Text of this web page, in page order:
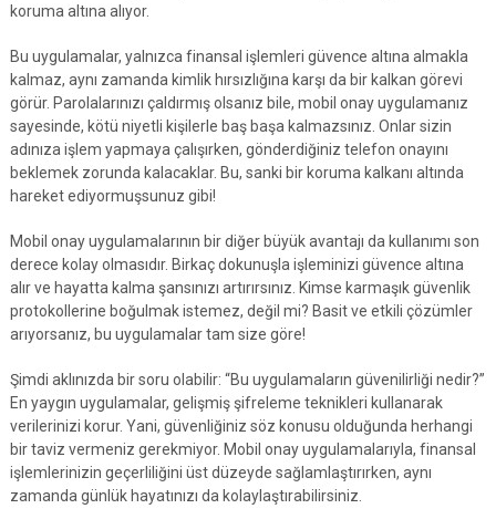
koruma altına alıyor.
Bu uygulamalar, yalnızca finansal işlemleri güvence altına almakla
kalmaz, aynı zamanda kimlik hırsızlığına karşı da bir kalkan görevi
görür. Parolalarınızı çaldırmış olsanız bile, mobil onay uygulamanız
sayesinde, kötü niyetli kişilerle baş başa kalmazsınız. Onlar sizin
adınıza işlem yapmaya çalışırken, gönderdiğiniz telefon onayını
beklemek zorunda kalacaklar. Bu, sanki bir koruma kalkanı altında
hareket ediyormuşsunuz gibi!
Mobil onay uygulamalarının bir diğer büyük avantajı da kullanımı son
derece kolay olmasıdır. Birkaç dokunuşla işleminizi güvence altına
alır ve hayatta kalma şansınızı artırırsınız. Kimse karmaşık güvenlik
protokollerine boğulmak istemez, değil mi? Basit ve etkili çözümler
arıyorsanız, bu uygulamalar tam size göre!
Şimdi aklınızda bir soru olabilir: “Bu uygulamaların güvenilirliği nedir?”
En yaygın uygulamalar, gelişmiş şifreleme teknikleri kullanarak
verilerinizi korur. Yani, güvenliğiniz söz konusu olduğunda herhangi
bir taviz vermeniz gerekmiyor. Mobil onay uygulamalarıyla, finansal
işlemlerinizin geçerliliğini üst düzeyde sağlamlaştırırken, aynı
zamanda günlük hayatınızı da kolaylaştırabilirsiniz.